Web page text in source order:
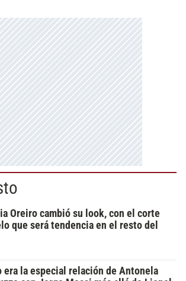
Oreiro cambió su look, con el corte
que será tendencia en el resto del
era la especial relación de Antonela